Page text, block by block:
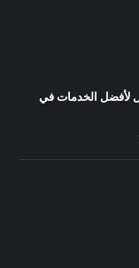
لأفضل الخدمات في